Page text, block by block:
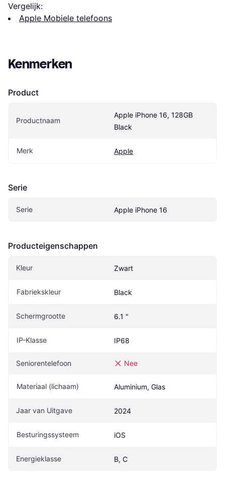
Vergelijk:
Apple Mobiele telefoons
Kenmerken
Product
Productnaam
Apple iPhone 16, 128GB
Black
Merk Apple
Serie
Serie Apple iPhone 16
Producteigenschappen
Kleur Zwart
Fabriekskleur Black
Schermgrootte 6.1 "
IP-Klasse IP68
Seniorentelefoon Nee
Materiaal (lichaam) Aluminium, Glas
Jaar van Uitgave 2024
Besturingssysteem iOS
Energieklasse B, C